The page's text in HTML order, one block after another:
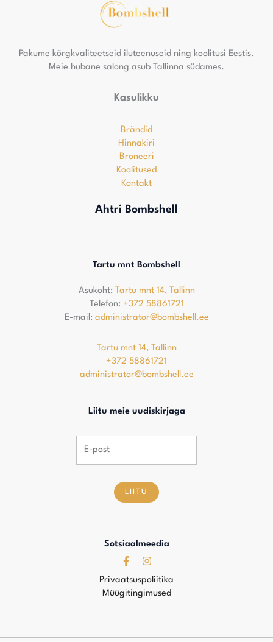
Pakume kõrgkvaliteetseid iluteenuseid ning koolitusi Eestis.
Meie hubane salong asub Tallinna südames.
Kasulikku
Brändid
Hinnakiri
Broneeri
Koolitused
Kontakt
Ahtri Bombshell
Tartu mnt Bombshell
Asukoht: Tartu mnt 14, Tallinn
Telefon: +372 58861721
E-mail: administrator@bombshell.ee
Tartu mnt 14, Tallinn
+372 58861721
administrator@bombshell.ee
Liitu meie uudiskirjaga
LIITU
Sotsiaalmeedia
Privaatsuspoliitika
Müügitingimused